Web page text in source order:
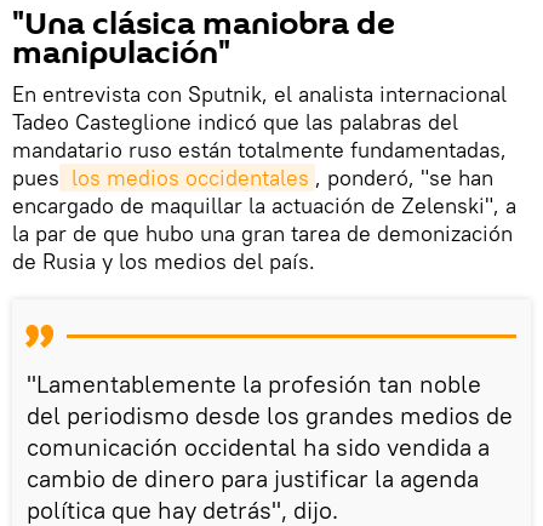
"Una clásica maniobra de
manipulación"
En entrevista con Sputnik, el analista internacional
Tadeo Casteglione indicó que las palabras del
mandatario ruso están totalmente fundamentadas,
pues los medios occidentales , ponderó, "se han
encargado de maquillar la actuación de Zelenski", a
la par de que hubo una gran tarea de demonización
de Rusia y los medios del país.
"Lamentablemente la profesión tan noble
del periodismo desde los grandes medios de
comunicación occidental ha sido vendida a
cambio de dinero para justificar la agenda
política que hay detrás", dijo.